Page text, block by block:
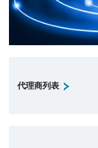
代理商列表